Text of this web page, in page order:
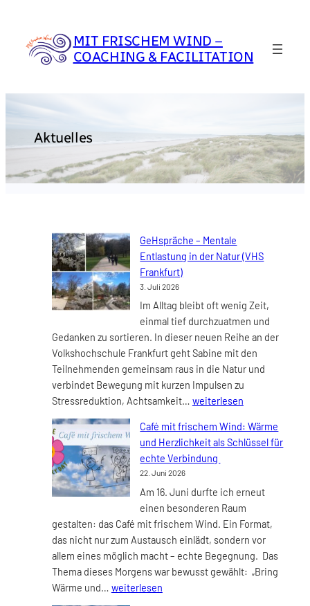
springen
MIT FRISCHEM WIND –
COACHING & FACILITATION
Aktuelles
GeHspräche – Mentale
Entlastung in der Natur (VHS
Frankfurt)
3. Juli 2026
Im Alltag bleibt oft wenig Zeit,
einmal tief durchzuatmen und
Gedanken zu sortieren. In dieser neuen Reihe an der
Volkshochschule Frankfurt geht Sabine mit den
Teilnehmenden gemeinsam raus in die Natur und
verbindet Bewegung mit kurzen Impulsen zu
Stressreduktion, Achtsamkeit… GeHspräche
Mentale
Entlastung
in
Natur
(VHS
Frankfurt)
weiterlesen
Café mit frischem Wind: Wärme
und Herzlichkeit als Schlüssel für
echte Verbindung
22. Juni 2026
Am 16. Juni durfte ich erneut
einen besonderen Raum
gestalten: das Café mit frischem Wind. Ein Format,
das nicht nur zum Austausch einlädt, sondern vor
allem eines möglich macht – echte Begegnung. Das
Thema dieses Morgens war bewusst gewählt: „Bring
Wärme und… Café
weiterlesen